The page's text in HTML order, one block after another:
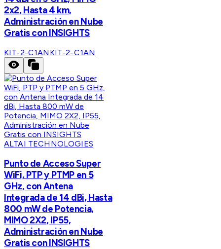
2x2, Hasta 4 km,
Administración en Nube
Gratis con INSIGHTS
KIT-2-C1AN KIT-2-C1AN
ALTAI TECHNOLOGIES
Punto de Acceso Super
WiFi, PTP y PTMP en 5
GHz, con Antena
Integrada de 14 dBi, Hasta
800 mW de Potencia,
MIMO 2X2, IP55,
Administración en Nube
Gratis con INSIGHTS